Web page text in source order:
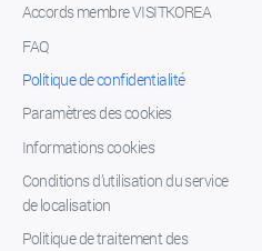
Accords membre VISITKOREA
FAQ
Politique de confidentialité
Paramètres des cookies
Informations cookies
Conditions d’utilisation du service
de localisation
Politique de traitement des